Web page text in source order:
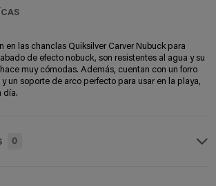
en las chanclas Quiksilver Carver Nubuck para
de efecto nobuck, son resistentes al agua y su
muy cómodas. Además, cuentan con un forro
un soporte de arco perfecto para usar en la playa,
día.
0